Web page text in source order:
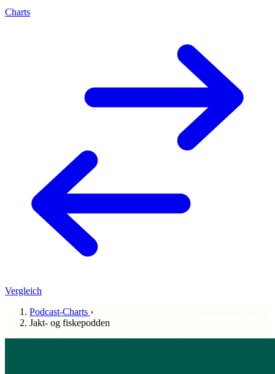
Charts
Vergleich
Podcast-Charts ›
Jakt- og fiskepodden